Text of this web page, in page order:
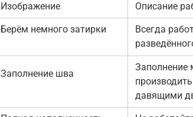
Изображение Описание
Берём немного затирки
Всегда
Заполнение шва
Заполнение
давящими